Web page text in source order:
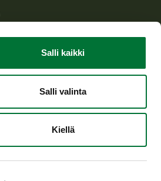
Salli kaikki
Salli valinta
Kiellä